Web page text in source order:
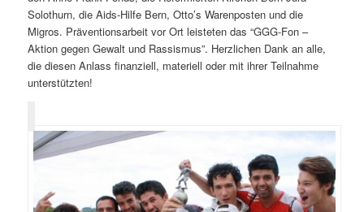
Solothurn, die Aids-Hilfe Bern, Otto’s Warenposten und die
Migros. Präventionsarbeit vor Ort leisteten das “GGG-Fon –
Aktion gegen Gewalt und Rassismus”. Herzlichen Dank an alle,
die diesen Anlass finanziell, materiell oder mit ihrer Teilnahme
unterstützten!